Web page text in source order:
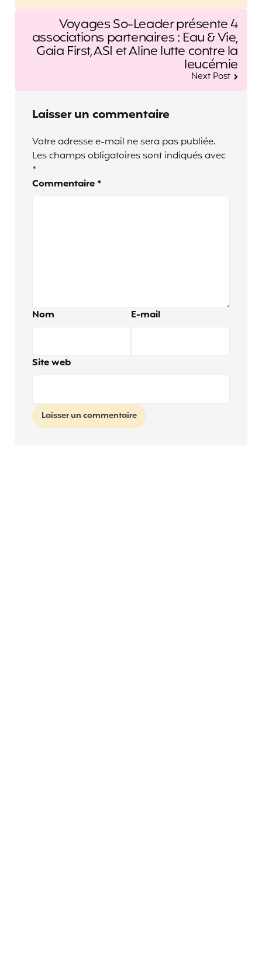
Voyages So-Leader présente 4
associations partenaires : Eau & Vie,
Gaia First, ASI et Aline lutte contre la
leucémie
Next Post
Laisser un commentaire
Votre adresse e-mail ne sera pas publiée.
Les champs obligatoires sont indiqués avec
*
Commentaire *
Nom E-mail
Site web